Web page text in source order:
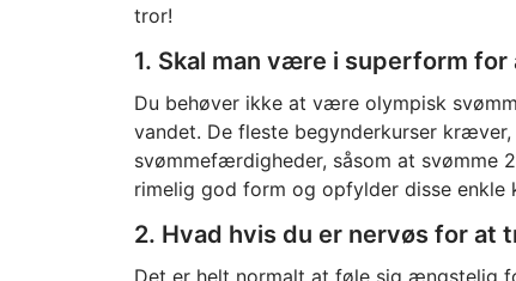
tror!
1. Skal man være i superform for
Du behøver ikke at være olympisk
vandet. De fleste begynderkurser
svømmefærdigheder, såsom at svømme
rimelig god form og opfylder disse enkle
2. Hvad hvis du er nervøs for
Det er helt normalt at føle sig ængstelig